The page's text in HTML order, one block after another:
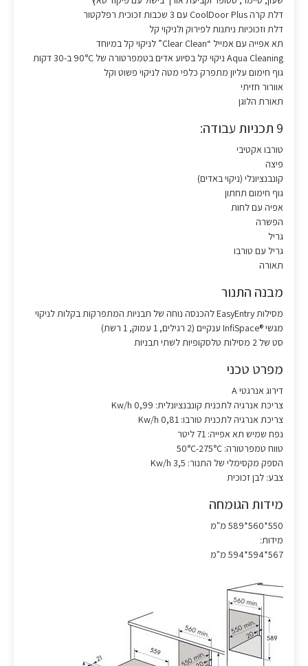
דלת קרה CoolDoor Plus עם 3 שכבות זכוכית רפלקטור
דלת וזכוכיות ניתנות לפירוק ולניקוי קל
תא אפייה עם אמייל “Clear Clean” לניקוי קל במיוחד
Aqua Cleaning ניקוי קל בסיוע אדים בטמפרטורה של 90°C ב-30 דקות
גוף חימום עליון מתפרק כלפי מטה לניקוי פשוט וקל
אוורור חזיתי
תאורת הלוגן
9 תכניות עבודה:
טורבו אקטיבי
פיצה
קונבנציונלי (ניקוי באדים)
גוף חימום תחתון
אפיה עם לחות
הפשרה
גריל
גריל עם טורבו
תאורה
מבנה התנור
מסילות EasyEntry להכנסה נוחה של תבניות המתפרקות בקלות לניקוי
מגשי ®InfiSpace ענקיים (2 רגילים, 1 עמוק, 1 רשת)
סט של 2 מסילות טלסקופיות לשתי תבניות
מפרט טכני
דירוג אנרגטי A
צריכת אנרגיה לתכנית קונבנציונלית: 0,99 Kw/h
צריכת אנרגיה לתכנית טורבו: 0,81 Kw/h
נפח שמיש תא אפייה: 71 ליטר
טווח טמפרטורה: 50°C-275°C
הספק מקסימלי של התנור: 3,5 Kw/h
צבע: לבן זכוכית
מידות הגומחה
550*560*589 מ"מ
מידות:
567*594*594 מ"מ